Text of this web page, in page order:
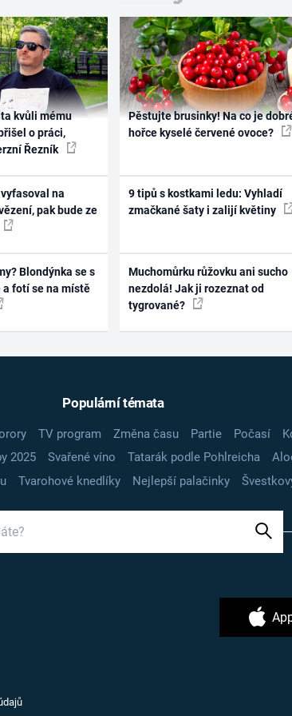
kvůli mému
o práci,
Řezník
na
pak bude ze
Blondýnka se s
a fotí se na místě
Pěstujte brusinky! Na co je
hořce kyselé červené ovoce?
9 tipů s kostkami ledu: Vyhladí
zmačkané šaty i zalijí květiny
Muchomůrku růžovku ani sucho
nezdolá! Jak ji rozeznat od
tygrované?
Populární témata
TV program Změna času Partie Počasí
2025 Svařené víno Tatarák podle Pohlreicha
Tvarohové knedlíky Nejlepší palačinky